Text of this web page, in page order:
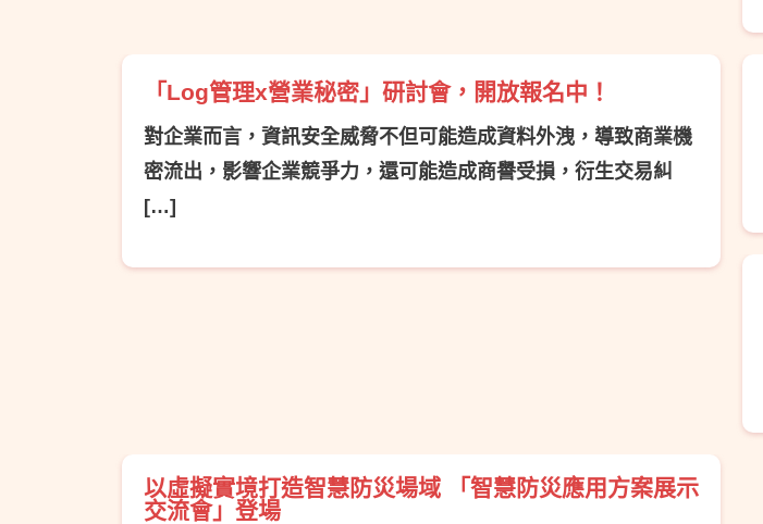
「Log管理x營業秘密」研討會，開放報名中！
對企業而言，資訊安全威脅不但可能造成資料外洩，導致商業機
密流出，影響企業競爭力，還可能造成商譽受損，衍生交易糾
[…]
以虛擬實境打造智慧防災場域 「智慧防災應用方案展示
交流會」登場